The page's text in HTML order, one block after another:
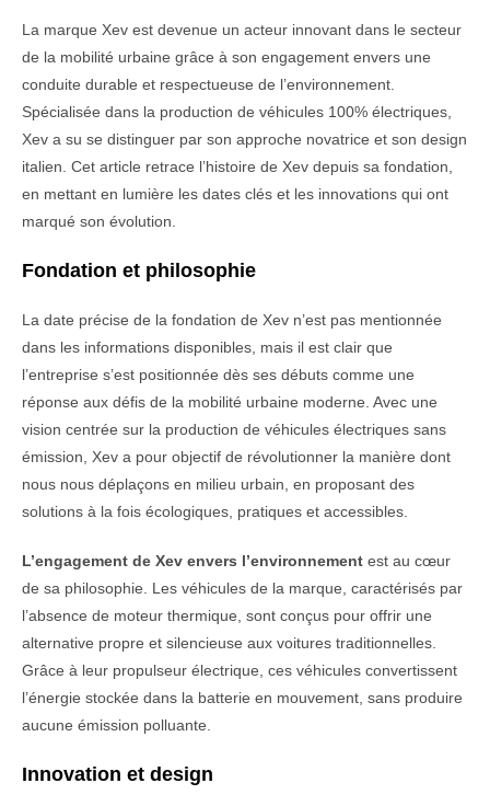
La marque Xev est devenue un acteur innovant dans le secteur
de la mobilité urbaine grâce à son engagement envers une
conduite durable et respectueuse de l’environnement.
Spécialisée dans la production de véhicules 100% électriques,
Xev a su se distinguer par son approche novatrice et son design
italien. Cet article retrace l’histoire de Xev depuis sa fondation,
en mettant en lumière les dates clés et les innovations qui ont
marqué son évolution.
Fondation et philosophie
La date précise de la fondation de Xev n’est pas mentionnée
dans les informations disponibles, mais il est clair que
l’entreprise s’est positionnée dès ses débuts comme une
réponse aux défis de la mobilité urbaine moderne. Avec une
vision centrée sur la production de véhicules électriques sans
émission, Xev a pour objectif de révolutionner la manière dont
nous nous déplaçons en milieu urbain, en proposant des
solutions à la fois écologiques, pratiques et accessibles.
L’engagement de Xev envers l’environnement est au cœur
de sa philosophie. Les véhicules de la marque, caractérisés par
l’absence de moteur thermique, sont conçus pour offrir une
alternative propre et silencieuse aux voitures traditionnelles.
Grâce à leur propulseur électrique, ces véhicules convertissent
l’énergie stockée dans la batterie en mouvement, sans produire
aucune émission polluante.
Innovation et design